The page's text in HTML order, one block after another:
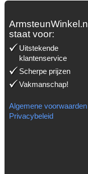
ArmsteunWinkel.nl
staat voor:
Uitstekende
klantenservice
Scherpe prijzen
Vakmanschap!
Algemene voorwaarden
Privacybeleid